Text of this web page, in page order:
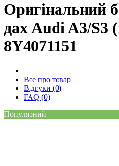
Оригінальний
дах Audi A3/S3
8Y4071151
Все про товар
Відгуки (0)
FAQ (0)
Популярний